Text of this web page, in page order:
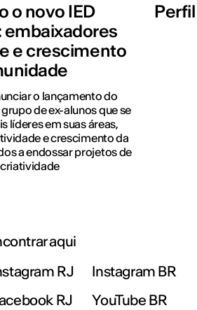
o novo IED
embaixadores
e crescimento
o lançamento do
de ex-alunos que se
líderes em suas áreas,
e crescimento da
a endossar projetos de
aqui
RJ
Instagram BR
RJ
YouTube BR